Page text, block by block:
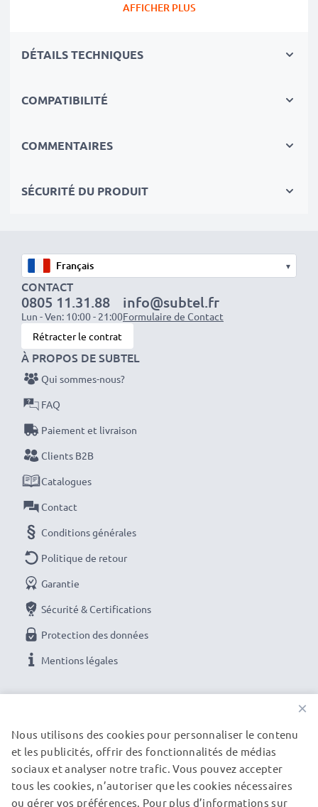
caméras on fait l'objet de contrôles de qualité stricts
de les dépasser.
sont parfaites comme batteries principales,
amateurs.
Optez pour CELLONIC et ne faites aucun compromis
sur la qualité. Passez votre commande dès maintenant
AFFICHER PLUS
DÉTAILS TECHNIQUES
COMPATIBILITÉ
COMMENTAIRES
SÉCURITÉ DU PRODUIT
▾
CONTACT
0805 11.31.88
Lun - Ven: 10:00 - 21:00
info@subtel.fr
Formulaire de Contact
Rétracter le contrat
À PROPOS DE SUBTEL
Qui sommes-nous?
FAQ
Paiement et livraison
Clients B2B
Catalogues
Contact
Conditions générales
Politique de retour
Garantie
Sécurité & Certifications
Protection des données
Mentions légales
NOS PARTENAIRES DE LIVRAISON
×
Nous utilisons des cookies pour personnaliser le contenu
et les publicités, offrir des fonctionnalités de médias
sociaux et analyser notre trafic. Vous pouvez accepter
tous les cookies, n’autoriser que les cookies nécessaires
ou gérer vos préférences. Pour plus d’informations sur